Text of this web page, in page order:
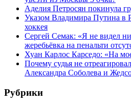
Аделия Петросян покинула
Указом Владимира Путина в
хоккея
Сергей Семак: «Я не видел
жеребьёвка на пенальти
Хуан Карлос Карседо: «На
Почему судья не
Александра Соболева и
Рубрики